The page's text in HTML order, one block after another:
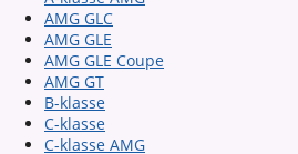
AMG GLC
AMG GLE
AMG GLE Coupe
AMG GT
B-klasse
C-klasse
C-klasse AMG